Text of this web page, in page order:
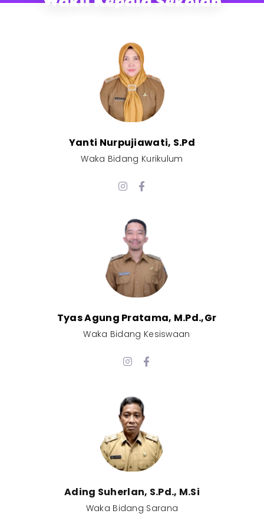
Yanti Nurpujiawati, S.Pd
Waka Bidang Kurikulum
Tyas Agung Pratama, M.Pd.,Gr​
Waka Bidang Kesiswaan​
Ading Suherlan, S.Pd., M.Si​
Waka Bidang Sarana​